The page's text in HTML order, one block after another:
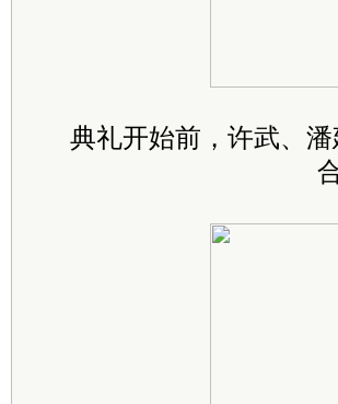
典礼开始前，许武、